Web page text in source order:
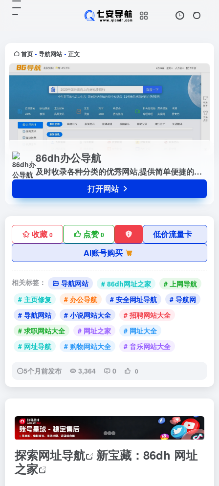
首页 • 导航网站 • 正文
86dh办公导航
及时收录各种分类的优秀网站,提供简单便捷的上网导航服务
打开网站
收藏 0 点赞0
低价流量卡
AI账号购买
相关标签： 导航网站 # 86dh网址之家
# 上网导航
# 主页修复
# 办公导航 # 安全网址导航
# 导航网
# 导航网站
# 小说网站大全
# 招聘网站大全
# 求职网站大全
# 网址之家
# 网址大全
# 网址导航
# 购物网站大全 # 音乐网站大全
5个月前发布 3,364 0 0
探索网址导航 新宝藏：86dh 网址
之家